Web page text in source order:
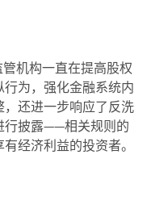
机构一直在提高股权
为，强化金融系统内
还进一步响应了反洗
行披露——相关规则的
经济利益的投资者。